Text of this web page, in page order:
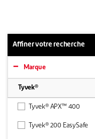
Affiner votre recherche
Marque
Tyvek®
Tyvek® APX™ 400
Tyvek® 200 EasySafe